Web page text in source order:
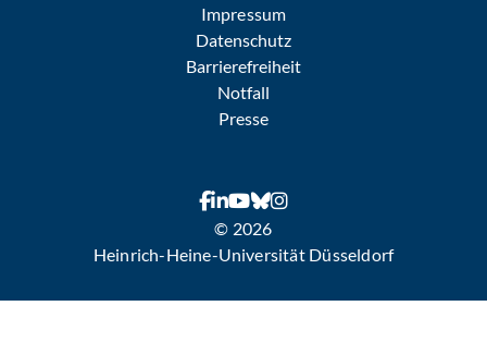
Impressum
Datenschutz
Barrierefreiheit
Notfall
Presse
© 2026
Heinrich-Heine-Universität Düsseldorf